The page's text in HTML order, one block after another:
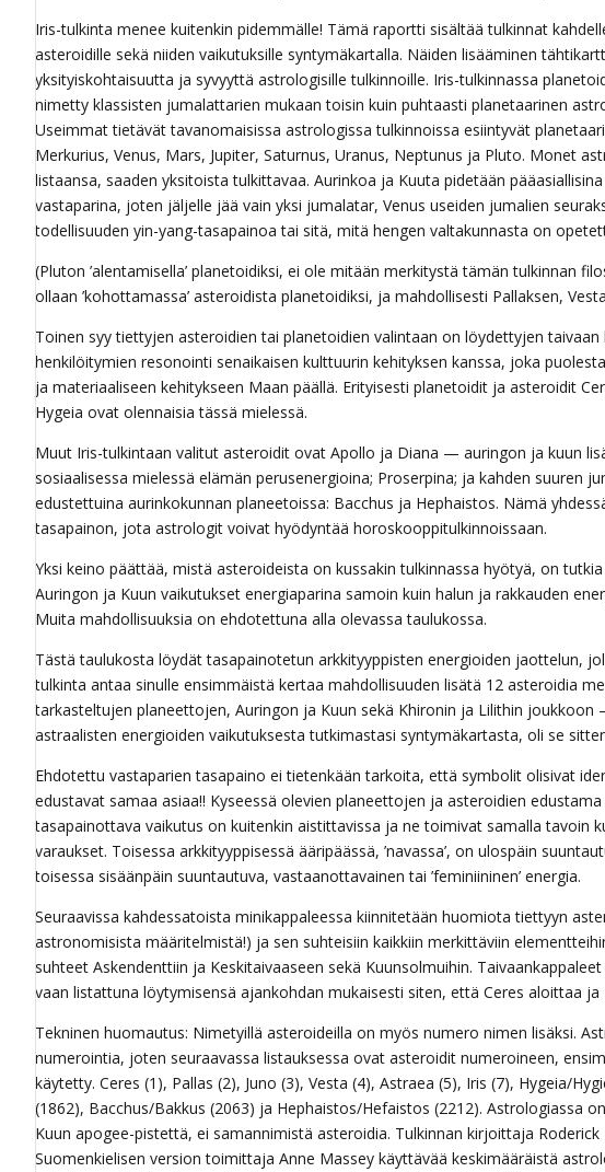
Iris-tulkinta menee kuitenkin pidemmälle! Tämä raportti sisältää tulkinnat
asteroidille sekä niiden vaikutuksille syntymäkartalla. Näiden lisääminen
yksityiskohtaisuutta ja syvyyttä astrologisille tulkinnoille. Iris-tulkinnassa
nimetty klassisten jumalattarien mukaan toisin kuin puhtaasti planetaarinen
Useimmat tietävät tavanomaisissa astrologissa tulkinnoissa esiintyvät
Merkurius, Venus, Mars, Jupiter, Saturnus, Uranus, Neptunus ja Pluto. Monet
listaansa, saaden yksitoista tulkittavaa. Aurinkoa ja Kuuta pidetään
vastaparina, joten jäljelle jää vain yksi jumalatar, Venus useiden jumalien
todellisuuden yin-yang-tasapainoa tai sitä, mitä hengen valtakunnasta on
(Pluton ’alentamisella’ planetoidiksi, ei ole mitään merkitystä tämän tulkinnan
ollaan ’kohottamassa’ asteroidista planetoidiksi, ja mahdollisesti Pallaksen,
Toinen syy tiettyjen asteroidien tai planetoidien valintaan on löydettyjen
henkilöitymien resonointi senaikaisen kulttuurin kehityksen kanssa, joka
ja materiaaliseen kehitykseen Maan päällä. Erityisesti planetoidit ja asteroidit
Hygeia ovat olennaisia tässä mielessä.
Muut Iris-tulkintaan valitut asteroidit ovat Apollo ja Diana — auringon ja kuun
sosiaalisessa mielessä elämän perusenergioina; Proserpina; ja kahden suuren
edustettuina aurinkokunnan planeetoissa: Bacchus ja Hephaistos. Nämä
tasapainon, jota astrologit voivat hyödyntää horoskooppitulkinnoissaan.
Yksi keino päättää, mistä asteroideista on kussakin tulkinnassa hyötyä, on
Auringon ja Kuun vaikutukset energiaparina samoin kuin halun ja rakkauden
Muita mahdollisuuksia on ehdotettuna alla olevassa taulukossa.
Tästä taulukosta löydät tasapainotetun arkkityyppisten energioiden jaottelun,
tulkinta antaa sinulle ensimmäistä kertaa mahdollisuuden lisätä 12 asteroidia
tarkasteltujen planeettojen, Auringon ja Kuun sekä Khironin ja Lilithin
astraalisten energioiden vaikutuksesta tutkimastasi syntymäkartasta, oli se
Ehdotettu vastaparien tasapaino ei tietenkään tarkoita, että symbolit olisivat
edustavat samaa asiaa!! Kyseessä olevien planeettojen ja asteroidien
tasapainottava vaikutus on kuitenkin aistittavissa ja ne toimivat samalla tavoin
varaukset. Toisessa arkkityyppisessä ääripäässä, ’navassa’, on ulospäin
toisessa sisäänpäin suuntautuva, vastaanottavainen tai ’feminiininen’ energia.
Seuraavissa kahdessatoista minikappaleessa kiinnitetään huomiota tiettyyn
astronomisista määritelmistä!) ja sen suhteisiin kaikkiin merkittäviin
suhteet Askendenttiin ja Keskitaivaaseen sekä Kuunsolmuihin.
vaan listattuna löytymisensä ajankohdan mukaisesti siten, että Ceres aloittaa ja
Tekninen huomautus: Nimetyillä asteroideilla on myös numero nimen lisäksi.
numerointia, joten seuraavassa listauksessa ovat asteroidit numeroineen,
käytetty. Ceres (1), Pallas (2), Juno (3), Vesta (4), Astraea (5), Iris (7), Hygeia/
(1862), Bacchus/Bakkus (2063) ja Hephaistos/Hefaistos (2212). Astrologiassa
Kuun apogee-pistettä, ei samannimistä asteroidia. Tulkinnan kirjoittaja
Suomenkielisen version toimittaja Anne Massey käyttävää keskimääräistä